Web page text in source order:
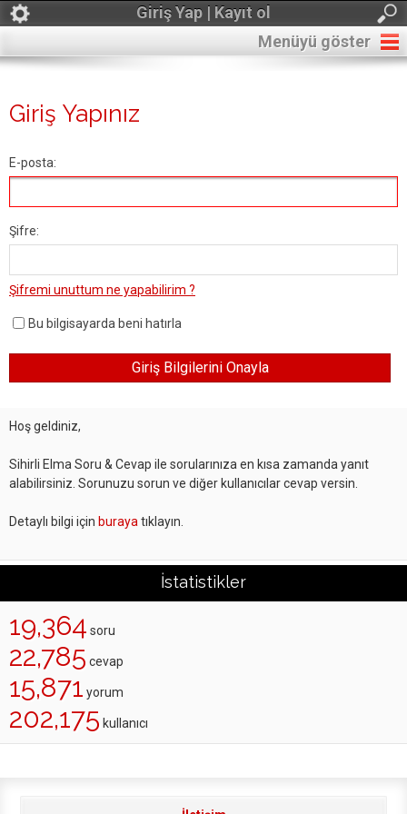
Giriş Yap | Kayıt ol
Menüyü göster
Giriş Yapınız
E-posta:
Şifre:
Şifremi unuttum ne yapabilirim ?
Bu bilgisayarda beni hatırla
Hoş geldiniz,
Sihirli Elma Soru & Cevap ile sorularınıza en kısa zamanda yanıt
alabilirsiniz. Sorunuzu sorun ve diğer kullanıcılar cevap versin.
Detaylı bilgi için buraya tıklayın.
İstatistikler
19,364 soru
22,785 cevap
15,871 yorum
202,175 kullanıcı